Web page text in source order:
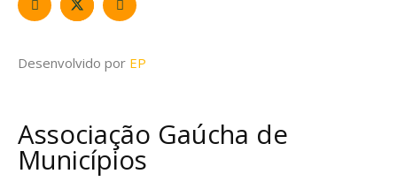
Desenvolvido por EP
Associação Gaúcha de
Municípios